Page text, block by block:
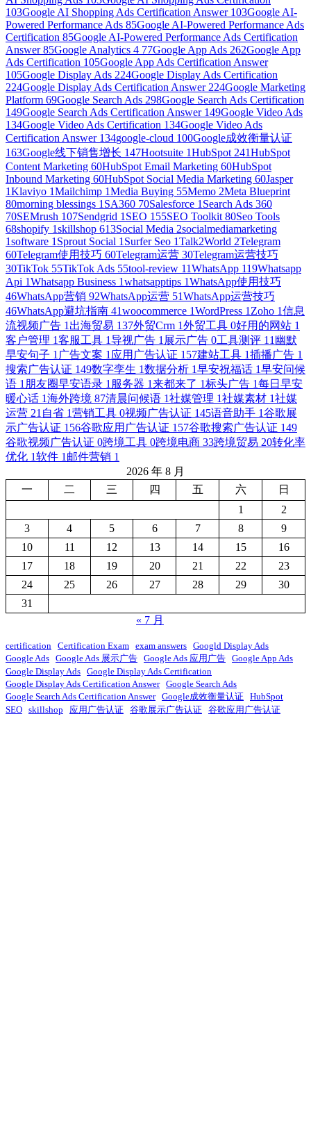
103Google AI Shopping Ads Certification Answer 103Google AI-
Powered Performance Ads 85Google AI-Powered Performance Ads
Certification 85Google AI-Powered Performance Ads Certification
Answer85Google Analytics 4 77Google App Ads 262Google App
Ads Certification 105Google App Ads Certification Answer
105Google Display Ads 224Google Display Ads Certification
224Google Display Ads Certification Answer 224Google Marketing
Platform 69Google Search Ads 298Google Search Ads Certification
149Google Search Ads Certification Answer 149Google Video Ads
134Google Video Ads Certification 134Google Video Ads
Certification Answer 134google-cloud 100Google成效衡量认证
163Google线下销售增长 147Hootsuite 1HubSpot 241HubSpot
Content Marketing 60HubSpot Email Marketing 60HubSpot
Inbound Marketing 60HubSpot Social Media Marketing 60Jasper
1Klaviyo 1Mailchimp 1Media Buying 55Memo 2Meta Blueprint
80morning blessings 1 SA360 70Salesforce 1 Search Ads 360
70SEMrush 107Sendgrid 1 SEO 155SEO Toolkit 80Seo Tools
68shopify 1skillshop 613Social Media 2socialmediamarketing
1software 1 Sprout Social 1 Surfer Seo 1Talk2World 2Telegram
60Telegram使用技巧 60Telegram运营 30Telegram运营技巧
30TikTok 55TikTok Ads 55tool-review 11WhatsApp 119Whatsapp
Api 1Whatsapp Business 1whatsapptips 1WhatsApp使用技巧
46WhatsApp营销 92WhatsApp运营 51WhatsApp运营技巧
46WhatsApp避坑指南 41woocommerce 1WordPress 1 Zoho 1信息
流视频广告 1 出海贸易 137外贸Crm 1外贸工具 0好用的网站 1
客户管理 1客服工具 1导视广告 1 展示广告 0工具测评 11 幽默
早安句子 1 广告文案 1 应用广告认证 157建站工具 1插播广告 1
搜索广告认证 149数字孪生 1数据分析 1早安祝福话 1早安问候
语 1 朋友圈早安语录 1 服务器 1来都来了 1标头广告 1每日早安
暖心话 1海外跨境 87清晨问候语 1社媒管理 1社媒素材 1社媒
运营 21 自省 1营销工具 0视频广告认证 145语音助手 1谷歌展
示广告认证 156谷歌应用广告认证 157谷歌搜索广告认证 149
谷歌视频广告认证 0跨境工具 0跨境电商 33跨境贸易 20转化率
优化 1软件 1 邮件营销 1
2026 年 8 月
一
二 三 四 五 六
日
1
2
3
4 5 6 7 8
9
10
11 12 13 14 15
16
17
18 19 20 21 22
23
24
25 26 27 28 29
30
31
« 7 月
certification Certification Exam exam answers Googld Display Ads
Google Ads Google Ads 展示广告 Google Ads 应用广告 Google App Ads
Google Display Ads Google Display Ads Certification
Google Display Ads Certification Answer Google Search Ads
Google Search Ads Certification Answer Google成效衡量认证 HubSpot
SEO skillshop 应用广告认证 谷歌展示广告认证 谷歌应用广告认证